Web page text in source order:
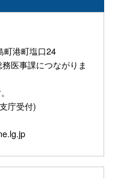
港町塩口24
医事課につながりま
庁受付)